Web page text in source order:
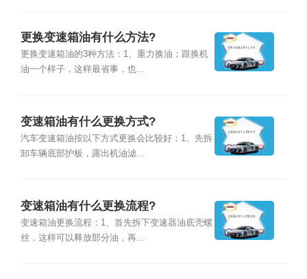
更换变速箱油有什么方法?
更换变速箱油的3种方法：1、重力换油；跟换机
油一个样子，这样最省事，也...
变速箱油有什么更换方式?
汽车变速箱油按以下方式更换会比较好：1、先拆
卸车辆底部护板，露出机油滤...
变速箱油有什么更换流程?
变速箱油更换流程：1、首先拆下变速器油底壳螺
丝，这样可以释放部分油，再...